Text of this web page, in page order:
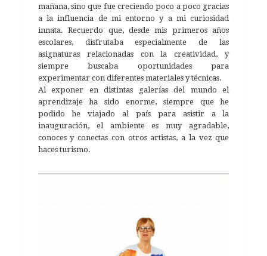
mañana, sino que fue creciendo poco a poco gracias
a la influencia de mi entorno y a mi curiosidad
innata. Recuerdo que, desde mis primeros años
escolares, disfrutaba especialmente de las
asignaturas relacionadas con la creatividad, y
siempre buscaba oportunidades para
experimentar con diferentes materiales y técnicas.
Al exponer en distintas galerías del mundo el
aprendizaje ha sido enorme, siempre que he
podido he viajado al país para asistir a la
inauguración, el ambiente es muy agradable,
conoces y conectas con otros artistas, a la vez que
haces turismo.